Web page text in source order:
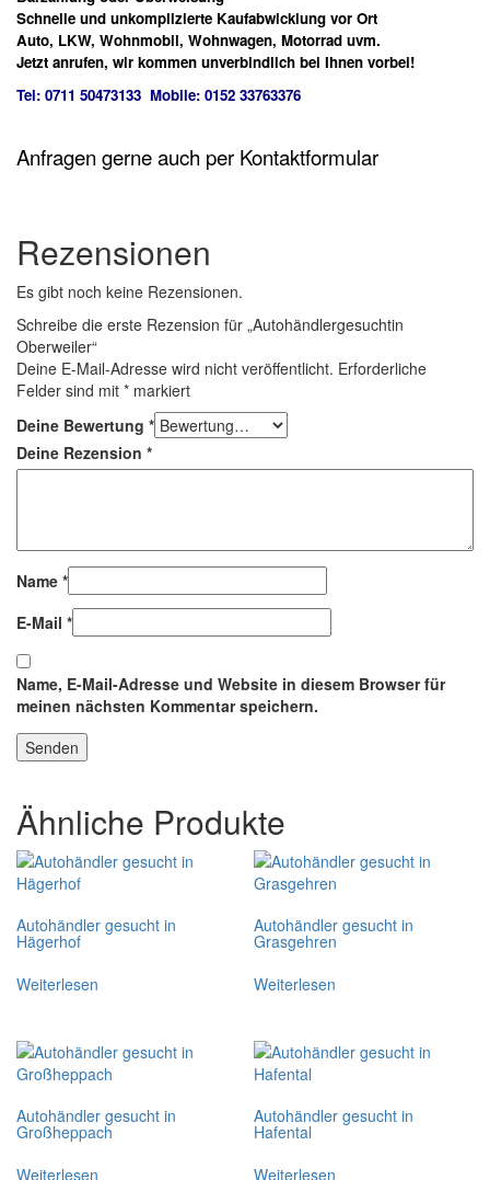
Schnelle und unkomplizierte Kaufabwicklung vor Ort
Auto, LKW, Wohnmobil, Wohnwagen, Motorrad uvm.
Jetzt anrufen, wir kommen unverbindlich bei Ihnen vorbei!
Tel: 0711 50473133 Mobile: 0152 33763376
Anfragen gerne auch per Kontaktformular
Rezensionen
Es gibt noch keine Rezensionen.
Schreibe die erste Rezension für „Autohändlergesuchtin
Oberweiler“
Deine E-Mail-Adresse wird nicht veröffentlicht. Erforderliche
Felder sind mit * markiert
Deine Bewertung *
Deine Rezension *
Name *
E-Mail *
Name, E-Mail-Adresse und Website in diesem Browser für
meinen nächsten Kommentar speichern.
Ähnliche Produkte
Autohändler gesucht in
Hägerhof
Weiterlesen
Autohändler gesucht in
Grasgehren
Weiterlesen
Autohändler gesucht in
Großheppach
Weiterlesen
Autohändler gesucht in
Hafental
Weiterlesen